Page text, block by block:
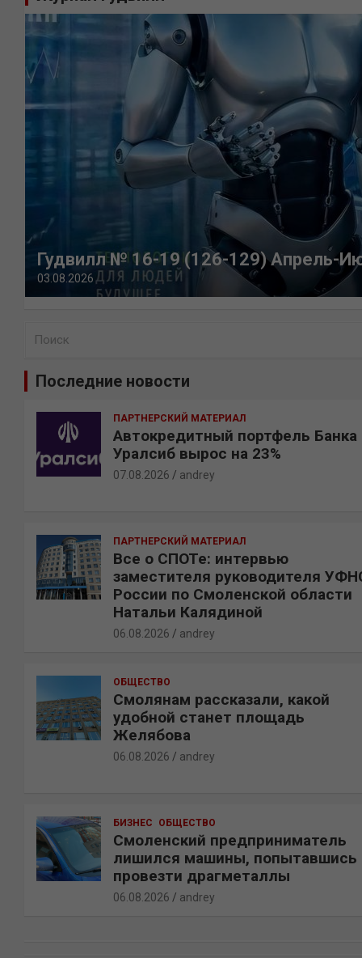
Гудвилл № 16-19 (126-129) Апрель-
03.08.2026
Последние новости
ПАРТНЕРСКИЙ МАТЕРИАЛ
Автокредитный портфель Банка
Уралсиб вырос на 23%
07.08.2026 andrey
ПАРТНЕРСКИЙ МАТЕРИАЛ
Все о СПОТе: интервью
заместителя руководителя
России по Смоленской области
Натальи Калядиной
06.08.2026 andrey
ОБЩЕСТВО
Смолянам рассказали, какой
удобной станет площадь
Желябова
06.08.2026 andrey
БИЗНЕС ОБЩЕСТВО
Смоленский предприниматель
лишился машины, попытавшись
провезти драгметаллы
06.08.2026 andrey